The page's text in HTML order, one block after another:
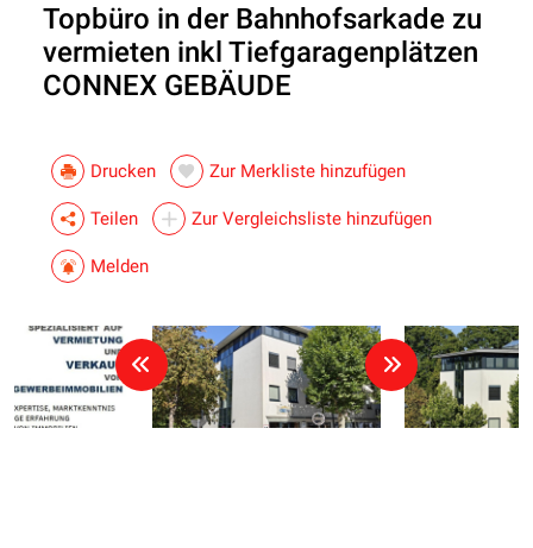
Topbüro in der Bahnhofsarkade zu
vermieten inkl Tiefgaragenplätzen
CONNEX GEBÄUDE
Drucken Zur Merkliste hinzufügen
Teilen Zur Vergleichsliste hinzufügen
Melden